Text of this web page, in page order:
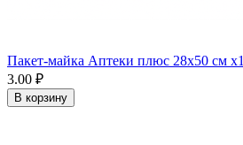
Пакет-майка Аптеки плюс 28х50 см x1
3.00 ₽
В корзину